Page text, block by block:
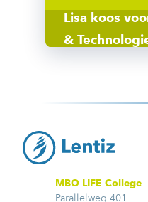
Lisa koos
&
MBO LIFE College
Parallelweg 401